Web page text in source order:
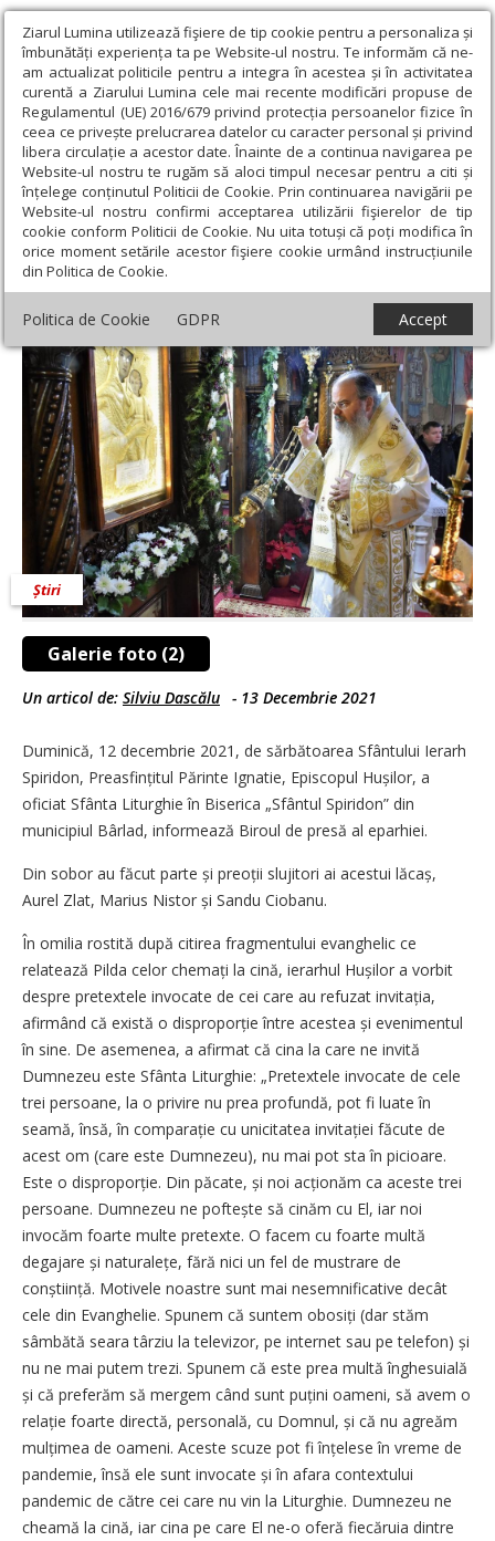
Ziarul Lumina utilizează fişiere de tip cookie pentru a personaliza și
îmbunătăți experiența ta pe Website-ul nostru. Te informăm că ne-
am actualizat politicile pentru a integra în acestea și în activitatea
curentă a Ziarului Lumina cele mai recente modificări propuse de
Regulamentul (UE) 2016/679 privind protecția persoanelor fizice în
ceea ce privește prelucrarea datelor cu caracter personal și privind
libera circulație a acestor date. Înainte de a continua navigarea pe
Website-ul nostru te rugăm să aloci timpul necesar pentru a citi și
înțelege conținutul Politicii de Cookie. Prin continuarea navigării pe
Website-ul nostru confirmi acceptarea utilizării fişierelor de tip
cookie conform Politicii de Cookie. Nu uita totuși că poți modifica în
orice moment setările acestor fişiere cookie urmând instrucțiunile
din Politica de Cookie.
Politica de Cookie GDPR Accept
Ziarul Lumina › Actualitate religioasă › Știri › Cina pe care
Dumnezeu ne-o oferă este Sfânta Liturghie
Cina pe care Dumnezeu ne-o oferă este
Sfânta Liturghie
Galerie foto (2)
Știri
Un articol de: Silviu Dascălu - 13 Decembrie 2021
Duminică, 12 decembrie 2021, de sărbătoarea Sfântului Ierarh
Spiridon, Preasfințitul Părinte Ignatie, Episcopul Hușilor, a
oficiat Sfânta Liturghie în Biserica „Sfântul Spiridon” din
municipiul Bârlad, informează Biroul de presă al eparhiei.
Din sobor au făcut parte și preoții slujitori ai acestui lăcaș,
Aurel Zlat, Marius Nistor și Sandu Ciobanu.
În omilia rostită după citirea fragmentului evanghelic ce
relatează Pilda celor chemați la cină, ierarhul Hușilor a vorbit
despre pretextele invocate de cei care au refuzat invitația,
afirmând că există o disproporție între acestea și evenimentul
în sine. De asemenea, a afirmat că cina la care ne invită
Dumnezeu este Sfânta Liturghie: „Pretextele invocate de cele
trei persoane, la o privire nu prea profundă, pot fi luate în
seamă, însă, în comparație cu unicitatea invitației făcute de
acest om (care este Dumnezeu), nu mai pot sta în picioare.
Este o disproporție. Din păcate, și noi acționăm ca aceste trei
persoane. Dumnezeu ne poftește să cinăm cu El, iar noi
invocăm foarte multe pretexte. O facem cu foarte multă
degajare și naturalețe, fără nici un fel de mustrare de
conștiință. Motivele noastre sunt mai nesemnificative decât
cele din Evanghelie. Spunem că suntem obosiți (dar stăm
sâmbătă seara târziu la televizor, pe internet sau pe telefon) și
nu ne mai putem trezi. Spunem că este prea multă înghesuială
și că preferăm să mergem când sunt puțini oameni, să avem o
relație foarte directă, personală, cu Domnul, și că nu agreăm
mulțimea de oameni. Aceste scuze pot fi înțelese în vreme de
pandemie, însă ele sunt invocate și în afara contextului
pandemic de către cei care nu vin la Liturghie. Dumnezeu ne
cheamă la cină, iar cina pe care El ne-o oferă fiecăruia dintre